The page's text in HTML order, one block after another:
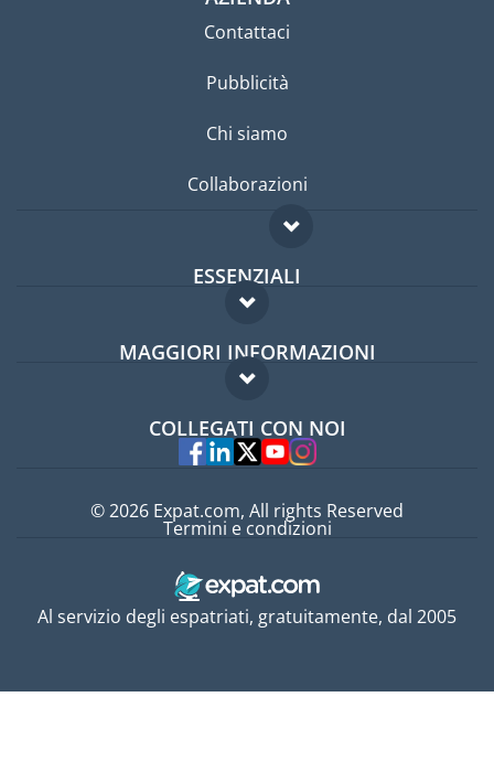
Contattaci
Pubblicità
Chi siamo
Collaborazioni
ESSENZIALI
Forum per expat
Guida per expat
MAGGIORI INFORMAZIONI
Domande frequenti
Esperti
COLLEGATI CON NOI
Al servizio degli espatriati, gratuitamente, dal 2005
© 2026 Expat.com, All rights Reserved
Termini e condizioni